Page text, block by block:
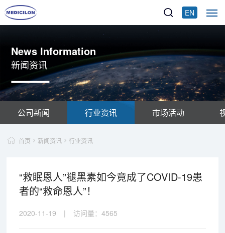
EN
News Information
新闻资讯
公司新闻 行业资讯 市场活动
首页 新闻资讯 行业资讯
“救眠恩人”褪黑素如今竟成了COVID-19患
者的“救命恩人”！
2020-11-19 | 访问量：4565